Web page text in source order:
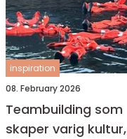
inspiration
08. February 2026
Teambuilding som
skaper varig kultur,